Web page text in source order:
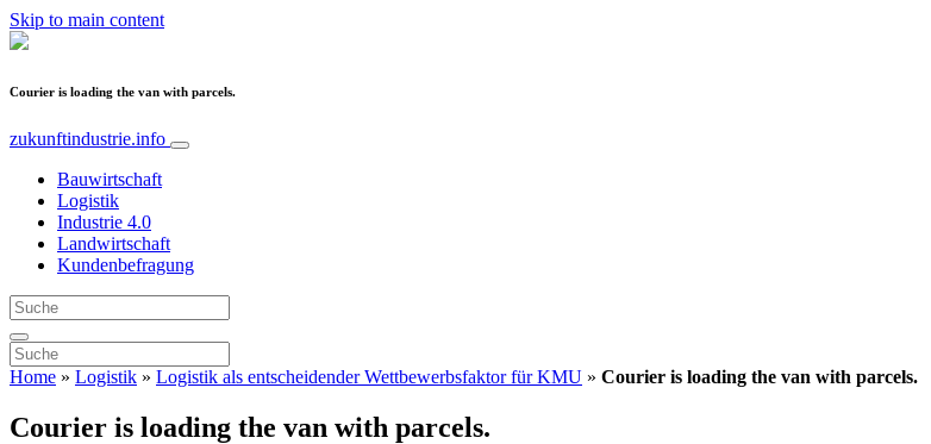
Skip to main content
Courier is loading the van with parcels.
zukunftindustrie.info
Bauwirtschaft
Logistik
Industrie 4.0
Landwirtschaft
Kundenbefragung
Home » Logistik » Logistik als entscheidender Wettbewerbsfaktor für KMU » Courier is loading the van with parcels.
Courier is loading the van with parcels.